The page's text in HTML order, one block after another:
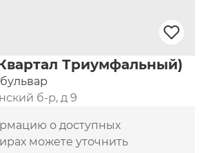
Триумфальный)
б-р, д 9
о доступных
можете уточнить